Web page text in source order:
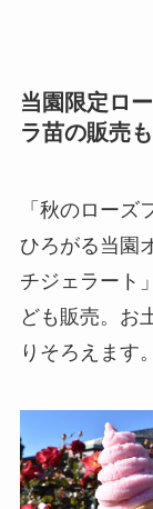
当園限定ロ
ラ苗の販売も
「秋のロー
ひろがる当園
チジェラート
ども販売。お
りそろえます。